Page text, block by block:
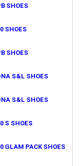
SHOES
SHOES
SHOES
S&L SHOES
S&L SHOES
S SHOES
PACK SHOES